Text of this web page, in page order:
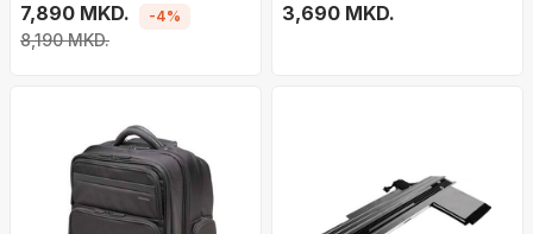
GUCB15G4GFBR, 16\",
синтетичка кожа,
7,890 MKD.
8,190 MKD.
-4%
Organizer, розева
3,690 MKD.